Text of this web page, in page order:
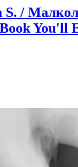
S. /
You'll